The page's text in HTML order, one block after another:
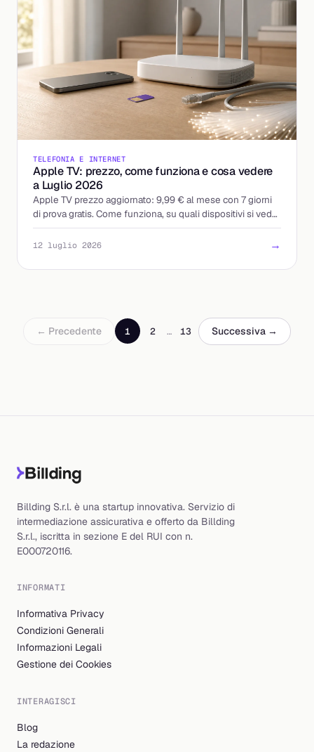
TELEFONIA E INTERNET
Apple TV: prezzo, come funziona e cosa vedere
a Luglio 2026
Apple TV prezzo aggiornato: 9,99 € al mese con 7 giorni
di prova gratis. Come funziona, su quali dispositivi si vede
e i modi per pagarla meno.
12 luglio 2026 →
← Precedente 1 2 … 13 Successiva →
Billding S.r.l. è una startup innovativa. Servizio di
intermediazione assicurativa e offerto da Billding
S.r.l., iscritta in sezione E del RUI con n.
E000720116.
INFORMATI
Informativa Privacy
Condizioni Generali
Informazioni Legali
Gestione dei Cookies
INTERAGISCI
Blog
La redazione